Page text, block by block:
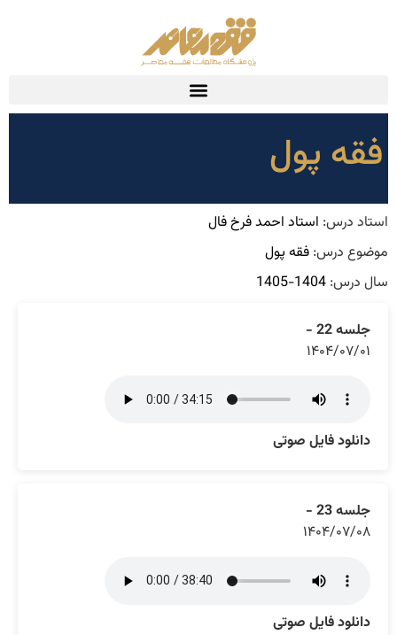
فقه پول
استاد درس: استاد احمد فرخ فال
موضوع درس: فقه پول
سال درس: 1404-1405
جلسه 22 -
۱۴۰۴/۰۷/۰۱
دانلود فایل صوتی
جلسه 23 -
۱۴۰۴/۰۷/۰۸
دانلود فایل صوتی